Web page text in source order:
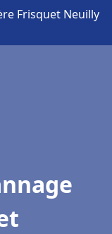
Frisquet Neuilly